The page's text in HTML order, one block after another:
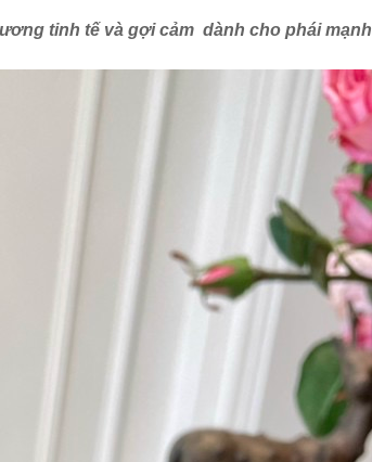
tinh tế và gợi cảm dành cho phái mạnh